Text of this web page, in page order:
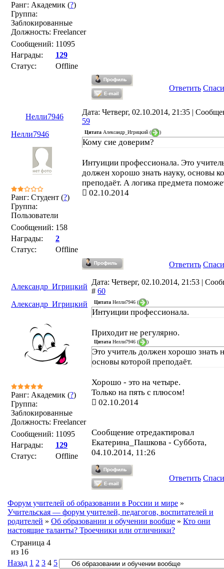
Ранг: Академик (?)
Группа:
Заблокированные
Должность: Freelancer
Сообщений: 11095
Награды:
129
Статус:
Offline
Ответить
Нелли7946
Дата: Четверг, 02.10.2014, 21:35 |
59
Нелли7946
Ранг: Студент (?)
Группа:
Пользователи
Сообщений: 158
Награды:
2
Статус:
Offline
Цитата Александр_Игрицкий ( )
Кому сие доверим?
Интуиции профессионала. Это
должен хорошо знать науку, основы
преподаёт. А логика предмета
02.10.2014
Ответить
Александр_Игрицкий
Дата: Четверг, 02.10.2014, 21:53 |
# 60
Александр_Игрицкий
Ранг: Академик (?)
Группа:
Заблокированные
Должность: Freelancer
Сообщений: 11095
Награды:
129
Статус:
Offline
Цитата Нелли7946 ( )
Интуиции профессионала.
Приходит не регулярно.
Цитата Нелли7946 ( )
Это учитель должен хорошо знать
основы которой преподаёт.
Хорошо - это на четыре.
Только на пять с плюсом!
02.10.2014
Сообщение отредактировал
Екатерина_Пашкова - Суббота,
04.10.2014, 11:26
Ответить
Форум учителей об образовании в России и мире »
Учительская — форум учителей, педагогов, воспитателей и
родителей » Об образовании и обучении вообще » Кто они
настоящие таланты? Троечники или отличники?
Страница 4
из 16
Назад 1 2 3 4 5